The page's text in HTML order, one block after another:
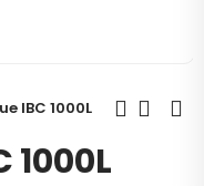
IBC 1000L
1000L